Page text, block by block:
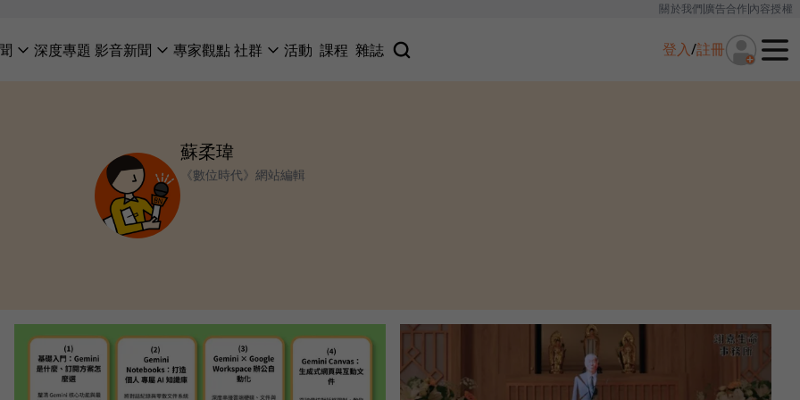
關於我們廣告合作內容授權
深度專題 影音新聞 專家觀點社群 活動 課程 雜誌 登入/註冊
蘇柔瑋
《數位時代》網站編輯